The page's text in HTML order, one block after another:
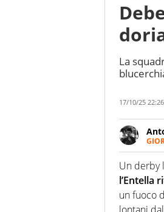
La
17/10/25 22:26
Un derby
l’Entella
un fuoco